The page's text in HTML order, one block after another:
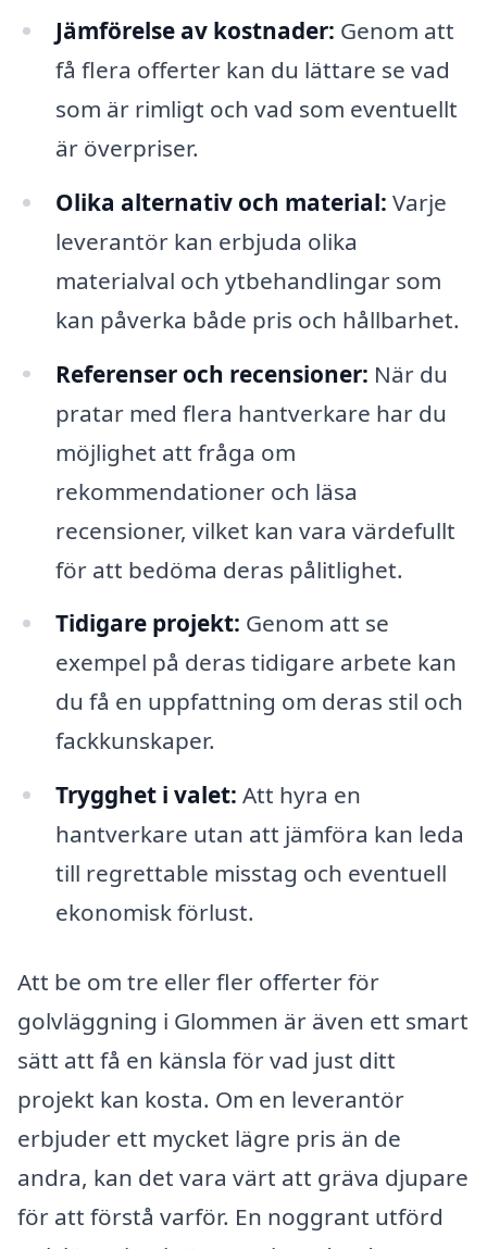
Jämförelse av kostnader: Genom att
få flera offerter kan du lättare se vad
som är rimligt och vad som eventuellt
är överpriser.
Olika alternativ och material: Varje
leverantör kan erbjuda olika
materialval och ytbehandlingar som
kan påverka både pris och hållbarhet.
Referenser och recensioner: När du
pratar med flera hantverkare har du
möjlighet att fråga om
rekommendationer och läsa
recensioner, vilket kan vara värdefullt
för att bedöma deras pålitlighet.
Tidigare projekt: Genom att se
exempel på deras tidigare arbete kan
du få en uppfattning om deras stil och
fackkunskaper.
Trygghet i valet: Att hyra en
hantverkare utan att jämföra kan leda
till regrettable misstag och eventuell
ekonomisk förlust.
Att be om tre eller fler offerter för
golvläggning i Glommen är även ett smart
sätt att få en känsla för vad just ditt
projekt kan kosta. Om en leverantör
erbjuder ett mycket lägre pris än de
andra, kan det vara värt att gräva djupare
för att förstå varför. En noggrant utförd